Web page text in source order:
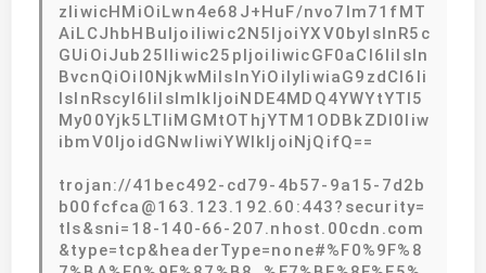
zIiwicHMiOiLwn4e68J+HuF/nvo7lm71fMT
AiLCJhbHBuIjoiIiwic2N5IjoiYXV0byIsInR5c
GUiOiJub25lIiwic25pIjoiIiwicGF0aCI6IiIsIn
BvcnQiOiI0NjkwMiIsInYiOiIyIiwiaG9zdCI6Ii
IsInRscyI6IiIsImlkIjoiNDE4MDQ4YWYtYTI5
My00Yjk5LTliMGMtOThjYTM1ODBkZDI0Iiw
ibmV0IjoidGNwIiwiYWlkIjoiNjQifQ==
trojan://41bec492-cd79-4b57-9a15-7d2b
b00fcfca@163.123.192.60:443?security=
tls&sni=18-140-66-207.nhost.00cdn.com
&type=tcp&headerType=none#%F0%9F%8